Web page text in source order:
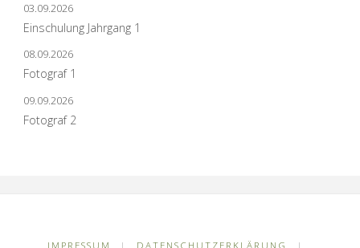
03.09.2026
Einschulung Jahrgang 1
08.09.2026
Fotograf 1
09.09.2026
Fotograf 2
IMPRESSUM | DATENSCHUTZERKLÄRUNG |